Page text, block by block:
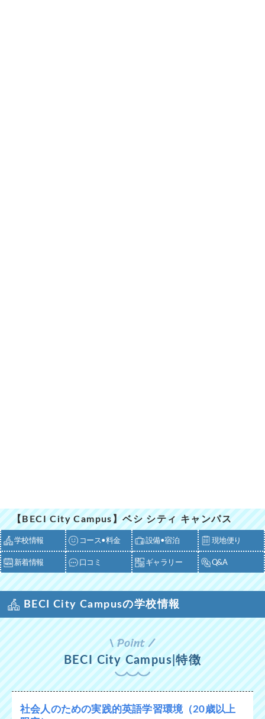
【BECI City Campus】ベシ シティ キャンパス
学校情報 コース•料金 設備•宿泊 現地便り
新着情報 口コミ ギャラリー Q&A
BECI City Campusの学校情報
BECI City Campus|特徴
社会人のための実践的英語学習環境（20歳以上